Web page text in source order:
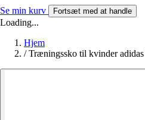
Se min kurv Fortsæt med at handle
Loading...
Hjem
/ Træningssko til kvinder